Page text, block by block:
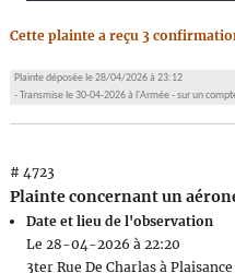
Cette plainte a reçu 3
Plainte déposée le 28/04/2026 à 23:12
- Transmise le 30-04-2026 à l'Armée - sur un
# 4723
Plainte concernant un
Date et lieu de l'observation
Le 28-04-2026 à 22:20
3ter Rue De Charlas à